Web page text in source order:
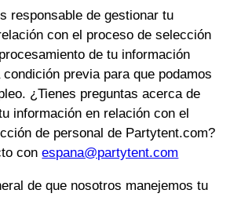
responsable de gestionar tu
con el proceso de selección
de tu información
previa para que podamos
¿Tienes preguntas acerca de
información en relación con el
de personal de Partytent.com?
conespana@partytent.com
de que nosotros manejemos tu